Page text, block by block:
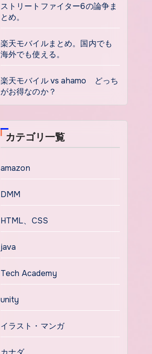
ストリートファイター6の論争ま
とめ。
楽天モバイルまとめ。国内でも
海外でも使える。
楽天モバイル vs ahamo どっち
がお得なのか？
カテゴリ一覧
amazon
DMM
HTML、CSS
java
Tech Academy
unity
イラスト・マンガ